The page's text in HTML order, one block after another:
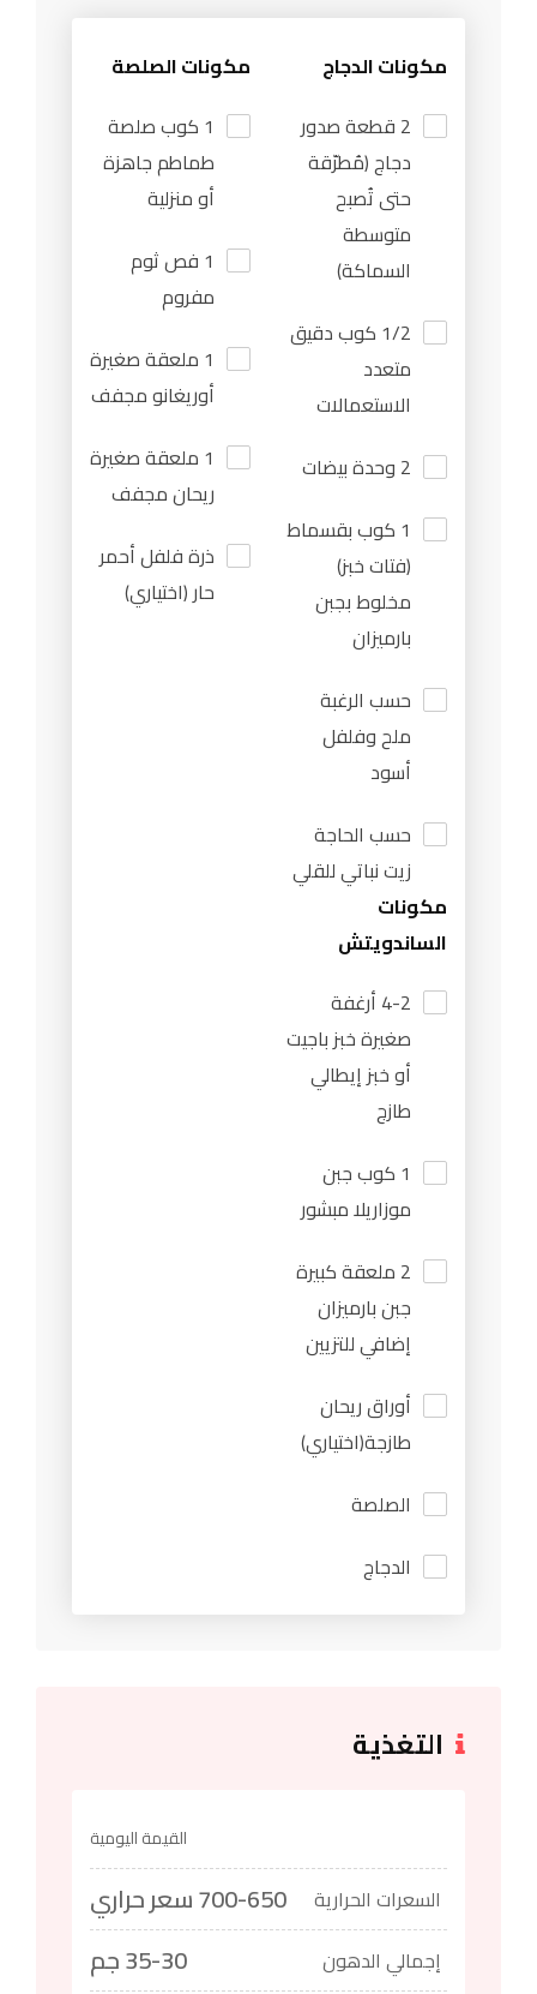
مكونات الدجاج
2 قطعة صدور
دجاج (مُطرّقة
حتى تُصبح
متوسطة
السماكة)
1/2 كوب دقيق
متعدد
الاستعمالات
2 وحدة بيضات
1 كوب بقسماط
(فتات خبز)
مخلوط بجبن
بارميزان
حسب الرغبة
ملح وفلفل
أسود
حسب الحاجة
زيت نباتي للقلي
مكونات الصلصة
1 كوب صلصة
طماطم جاهزة
أو منزلية
1 فص ثوم
مفروم
1 ملعقة صغيرة
أوريغانو مجفف
1 ملعقة صغيرة
ريحان مجفف
ذرة فلفل أحمر
حار (اختياري)
مكونات
الساندويتش
4-2 أرغفة
صغيرة خبز باجيت
أو خبز إيطالي
طازج
1 كوب جبن
موزاريلا مبشور
2 ملعقة كبيرة
جبن بارميزان
إضافي للتزيين
أوراق ريحان
طازجة(اختياري)
الصلصة
الدجاج
التغذية
القيمة اليومية
السعرات الحرارية 700-650 سعر حراري
إجمالي الدهون 35-30 جم